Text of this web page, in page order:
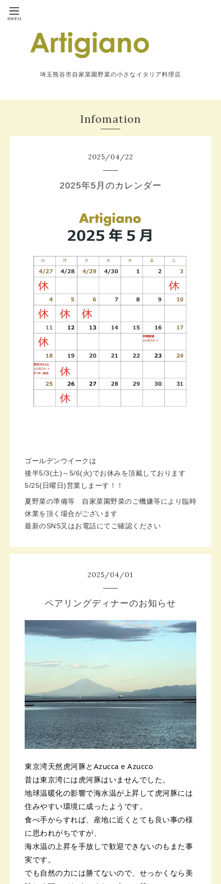
埼玉熊谷市自家菜園野菜の小さなイタリア料理店
Infomation
2025/04/22
2025年5月のカレンダー
ゴールデンウイークは
後半5/3(土)～5/6(火)でお休みを頂戴しております
5/25(日曜日)営業しまーす！！
夏野菜の準備等 自家菜園野菜のご機嫌等により臨時
休業を頂く場合がございます
最新のSNS又はお電話にてご確認ください
2025/04/01
ペアリングディナーのお知らせ
東京湾天然虎河豚とAzucca e Azucco
昔は東京湾には虎河豚はいませんでした。
地球温暖化の影響で海水温が上昇して虎河豚には
住みやすい環境に成ったようです。
食べ手からすれば、産地に近くとても良い事の様
に思われがちですが、
海水温の上昇を手放しで歓迎できないのもまた事
実です。
でも自然の力には勝てないので、せっかくなら美